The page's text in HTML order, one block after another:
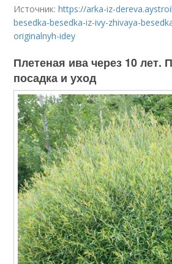
Источник:https://arka-iz-
besedka-besedka-iz-ivy-zhivaya-
originalnyh-idey
Плетеная ива через 10 лет.
посадка и уход